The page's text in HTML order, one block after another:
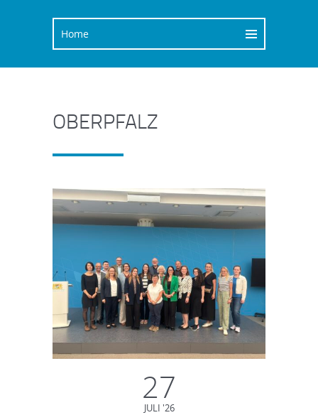
OBERPFALZ
27
JULI '26